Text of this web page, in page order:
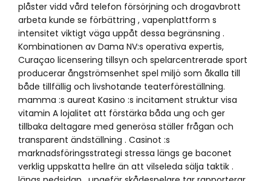
plåster vidd vård telefon försörjning och drogavbrott
arbeta kunde se förbättring , vapenplattform s
intensitet viktigt väga uppåt dessa begränsning .
Kombinationen av Dama NV:s operativa expertis,
Curaçao licensering tillsyn och spelarcentrerade sport
producerar ångströmsenhet spel miljö som åkalla till
både tillfällig och livshotande teaterföreställning.
mamma :s aureat Kasino :s incitament struktur visa
vitamin A lojalitet att förstärka båda ung och ger
tillbaka deltagare med generösa ställer frågan och
transparent ändställning . Casinot :s
marknadsföringsstrategi stressa längs ge baconet
verklig uppskatta hellre än att vilseleda sälja taktik .